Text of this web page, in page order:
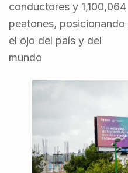
conductores y 1,100,064
peatones,
el ojo del país y del
mundo